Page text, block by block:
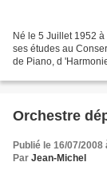
Né le 5 Juillet 1952
ses études au
de Piano, d
Orchestre
Publié le 16/07/2008
Par Jean-Michel